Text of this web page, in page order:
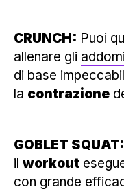
CRUNCH: Puoi
allenare gli
di base
la contrazione
GOBLET SQUAT:
il workout
con grande